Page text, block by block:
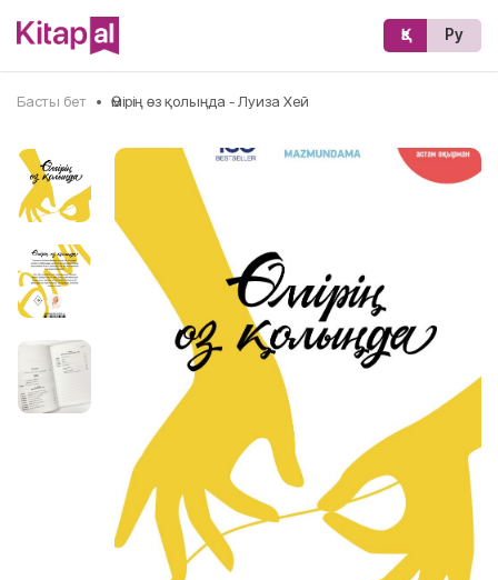
Қз Ру
Басты бет • Өмірің өз қолыңда - Луиза Хей